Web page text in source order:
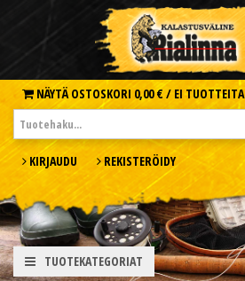
NÄYTÄ OSTOSKORI 0,00 € / EI TUOTTEITA
KIRJAUDU REKISTERÖIDY
TUOTEKATEGORIAT